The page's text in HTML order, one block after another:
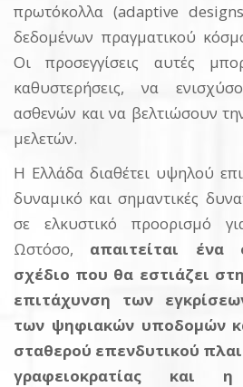
πρωτόκολλα (adaptive
δεδομένων πραγματικού
Οι προσεγγίσεις αυτές
καθυστερήσεις, να
ασθενών και να βελτιώσουν
μελετών.
Η Ελλάδα διαθέτει υψηλού
δυναμικό και σημαντικές
σε ελκυστικό προορισμό
Ωστόσο, απαιτείται ένα
σχέδιο που θα εστιάζει
επιτάχυνση των
των ψηφιακών υποδομών
σταθερού επενδυτικού
γραφειοκρατίας και